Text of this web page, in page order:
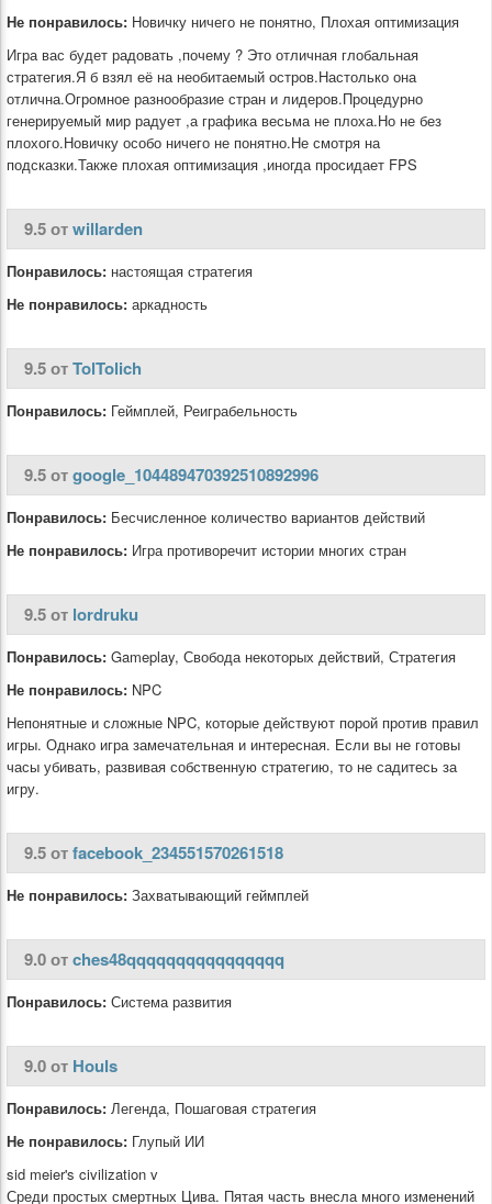
Не понравилось: Новичку ничего не понятно, Плохая оптимизация
Игра вас будет радовать ,почему ? Это отличная глобальная
стратегия.Я б взял её на необитаемый остров.Настолько она
отлична.Огромное разнообразие стран и лидеров.Процедурно
генерируемый мир радует ,а графика весьма не плоха.Но не без
плохого.Новичку особо ничего не понятно.Не смотря на
подсказки.Также плохая оптимизация ,иногда просидает FPS
9.5 отwillarden
Понравилось: настоящая стратегия
Не понравилось: аркадность
9.5 отTolTolich
Понравилось: Геймплей, Реиграбельность
9.5 отgoogle_104489470392510892996
Понравилось: Бесчисленное количество вариантов действий
Не понравилось: Игра противоречит истории многих стран
9.5 от lordruku
Понравилось: Gameplay, Свобода некоторых действий, Стратегия
Не понравилось: NPC
Непонятные и сложные NPC, которые действуют порой против правил
игры. Однако игра замечательная и интересная. Если вы не готовы
часы убивать, развивая собственную стратегию, то не садитесь за
игру.
9.5 отfacebook_234551570261518
Не понравилось: Захватывающий геймплей
9.0 отches48qqqqqqqqqqqqqqqq
Понравилось: Система развития
9.0 от Houls
Понравилось: Легенда, Пошаговая стратегия
Не понравилось: Глупый ИИ
sid meier's civilization v
Среди простых смертных Цива. Пятая часть внесла много изменений